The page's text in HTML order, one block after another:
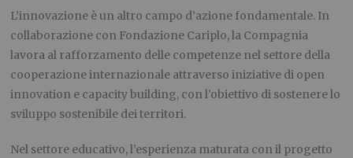
L’innovazione è un altro campo d’azione fondamentale. In
collaborazione con Fondazione Cariplo, la Compagnia
lavora al rafforzamento delle competenze nel settore della
cooperazione internazionale attraverso iniziative di open
innovation e capacity building, con l’obiettivo di sostenere lo
sviluppo sostenibile dei territori.
Nel settore educativo, l’esperienza maturata con il progetto